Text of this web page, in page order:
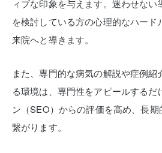
ィブな印象を与えます。迷わせな
を検討している方の心理的なハード
来院へと導きます。
また、専門的な病気の解説や症例紹
る環境は、専門性をアピールするだ
ン（SEO）からの評価を高め、長
繋がります。